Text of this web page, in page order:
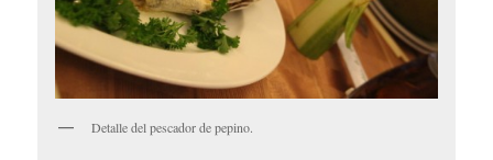
Detalle del pescador de pepino.